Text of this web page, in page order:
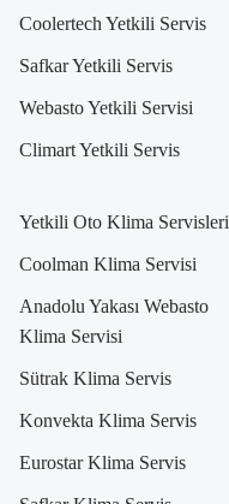
Coolertech Yetkili Servis
Safkar Yetkili Servis
Webasto Yetkili Servisi
Climart Yetkili Servis
Yetkili Oto Klima Servisleri
Coolman Klima Servisi
Anadolu Yakası Webasto
Klima Servisi
Sütrak Klima Servis
Konvekta Klima Servis
Eurostar Klima Servis